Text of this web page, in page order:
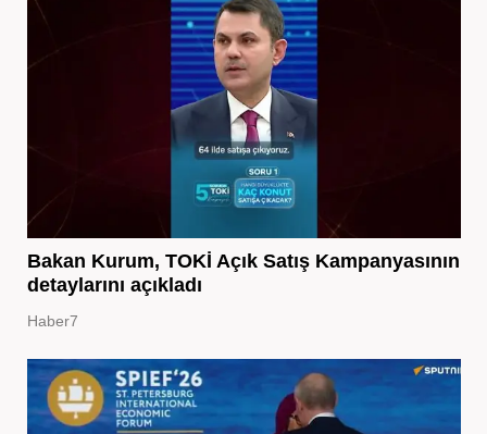
Bakan Kurum, TOKİ Açık Satış Kampanyasının
detaylarını açıkladı
Haber7